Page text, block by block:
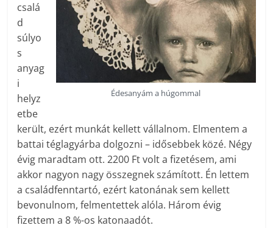
Édesanyám a húgommal
csalá
d
súlyo
s
anyag
i
helyz
etbe
került, ezért munkát kellett vállalnom. Elmentem a
battai téglagyárba dolgozni – idősebbek közé. Négy
évig maradtam ott. 2200 Ft volt a fizetésem, ami
akkor nagyon nagy összegnek számított. Én lettem
a családfenntartó, ezért katonának sem kellett
bevonulnom, felmentettek alóla. Három évig
fizettem a 8 %-os katonaadót.